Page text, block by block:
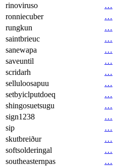
rinoviruso
…
ronniecuber
…
rungkun
…
saintbrieuc
…
sanewapa
…
saveuntil
…
scridarh
…
selluloosapuu
…
setbyiclputdoeq
…
shingosuetsugu
…
sign1238
…
sip
…
skutbreiður
…
softsolderingal
…
southeasternpas
…